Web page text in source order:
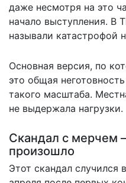
даже несмотря на это
начало выступления. В
называли катастрофой
Основная версия, по
это общая
такого масштаба.
не выдержала нагрузки.
Скандал с мерчем
произошло
Этот скандал случился